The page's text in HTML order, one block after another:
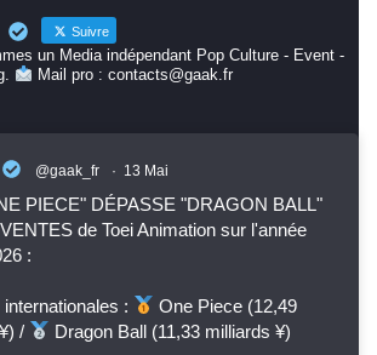
Suivre
un Media indépendant Pop Culture - Event -
Mail pro : contacts@gaak.fr
@gaak_fr · 13 Mai
PIECE" DÉPASSE "DRAGON BALL"
de Toei Animation sur l'année
:
:
One Piece (12,49
/
Dragon Ball (11,33 milliards ¥)